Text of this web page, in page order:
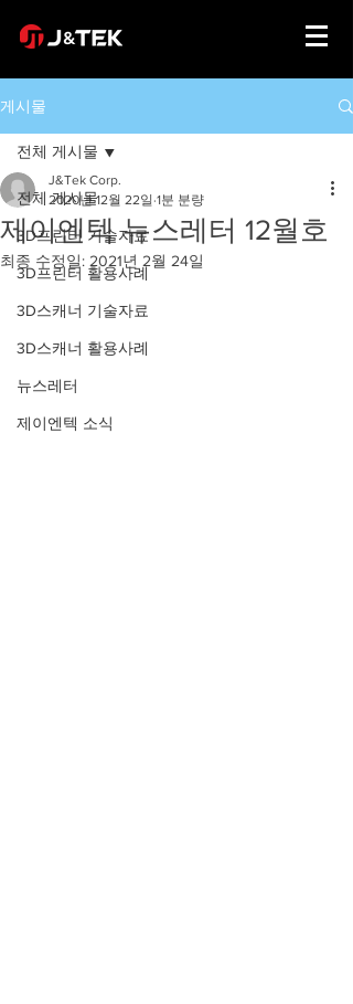
게시물
전체 게시물
3D프린터 기술자료
3D프린터 활용사례
3D스캐너 기술자료
3D스캐너 활용사례
뉴스레터
제이엔텍 소식
전체 게시물
제이엔텍 뉴스레터 12월호
J&Tek Corp.
2020년 12월 22일 1분 분량
최종 수정일: 2021년 2월 24일